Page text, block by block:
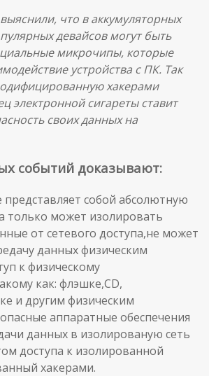
что в аккумуляторных
девайсов могут быть
микрочипы, которые
устройства с ПК. Так
хакерами
электронной сигареты ставит
своих данных на
событий доказывают:
представляет собой абсолютную
только может изолировать
от сетевого доступа,не может
данных физическим
к физическому
как: флэшке,СD,
и другим физическим
аппаратные обеспечения
данных в изолированую сеть
доступа к изолированной
хакерами.